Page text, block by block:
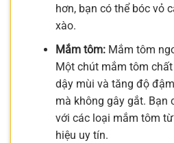
hơn, bạn có thể bóc vỏ
xào.
Mắm tôm:Mắm tôm
Một chút mắm tôm
dậy mùi và tăng độ
mà không gây gắt. Bạn
với các loại mắm tôm
hiệu uy tín.